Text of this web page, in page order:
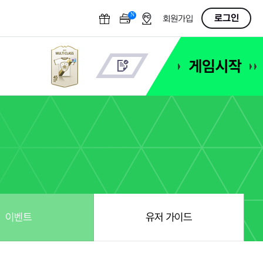
N OFF회원가입 로그인
이벤트 유저 가이드